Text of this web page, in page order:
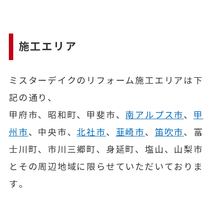
施工エリア
ミスターデイクのリフォーム施工エリアは下
記の通り、
甲府市、昭和町、甲斐市、 南アルプス市、 甲
州市、中央市、北社市、 韮崎市、 笛吹市、富
士川町、市川三郷町、身延町、塩山、山梨市
とその周辺地域に限らせていただいておりま
す。